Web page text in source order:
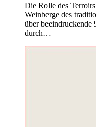
Die Rolle des
Weinberge des
über beeindruckende
durch…